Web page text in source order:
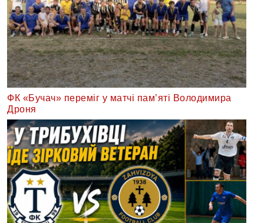
ФК «Бучач» переміг у матчі пам’яті Володимира
Дроня